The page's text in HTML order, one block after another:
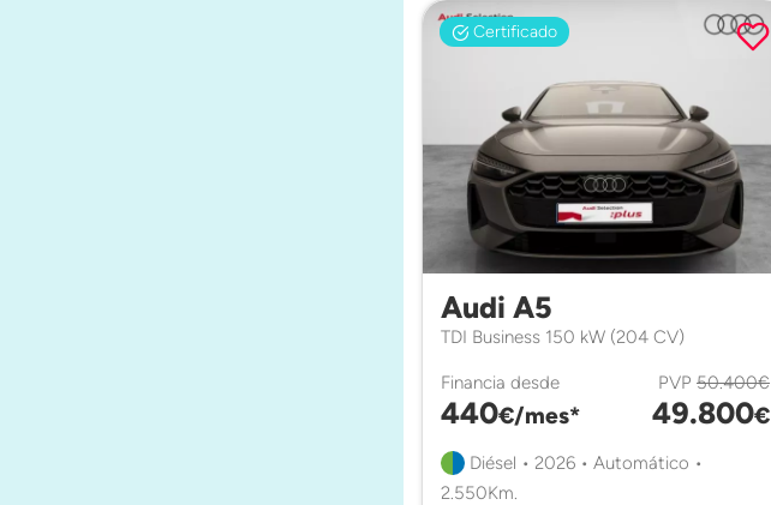
Certificado
Audi A5
TDI Business 150 kW (204 CV)
Financia desde
440€/mes*
PVP 50.400€
49.800€
Diésel • 2026 • Automático •
2.550Km.